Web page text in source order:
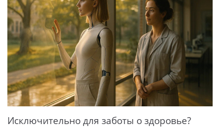
Исключительно для заботы о здоровье?